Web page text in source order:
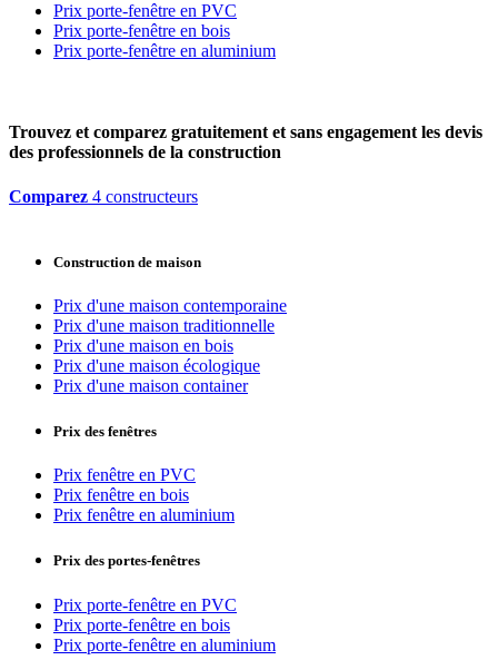
Prix porte-fenêtre en PVC
Prix porte-fenêtre en bois
Prix porte-fenêtre en aluminium
Trouvez et comparez gratuitement et sans engagement les devis
des professionnels de la construction
Comparez 4 constructeurs
Construction de maison
Prix d'une maison contemporaine
Prix d'une maison traditionnelle
Prix d'une maison en bois
Prix d'une maison écologique
Prix d'une maison container
Prix des fenêtres
Prix fenêtre en PVC
Prix fenêtre en bois
Prix fenêtre en aluminium
Prix des portes-fenêtres
Prix porte-fenêtre en PVC
Prix porte-fenêtre en bois
Prix porte-fenêtre en aluminium